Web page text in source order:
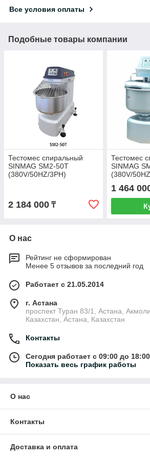
Все условия оплаты
Подобные товары компании
Тестомес спиральный
SINMAG SM2-50T
(380V/50HZ/3PH)
2 184 000 ₸
Тестомес
SINMAG
(380V/
1 464
О нас
Рейтинг не сформирован
Менее 5 отзывов за последний год
Работает с 21.05.2014
г. Астана
проспект Туран 83/1, Астана,
Казахстан, Астана, Казахстан
Контакты
Сегодня работает с 09:00 до 18:00
Показать весь график работы
О нас
Контакты
Доставка и оплата